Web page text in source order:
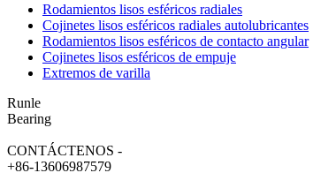
Rodamientos lisos esféricos radiales
Cojinetes lisos esféricos radiales autolubricantes
Rodamientos lisos esféricos de contacto angular
Cojinetes lisos esféricos de empuje
Extremos de varilla
Runle
Bearing
CONTÁCTENOS -
+86-13606987579